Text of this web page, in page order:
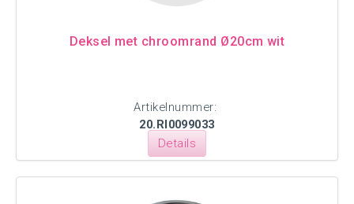
Deksel met chroomrand Ø20cm wit
Artikelnummer:
20.RI0099033
Details